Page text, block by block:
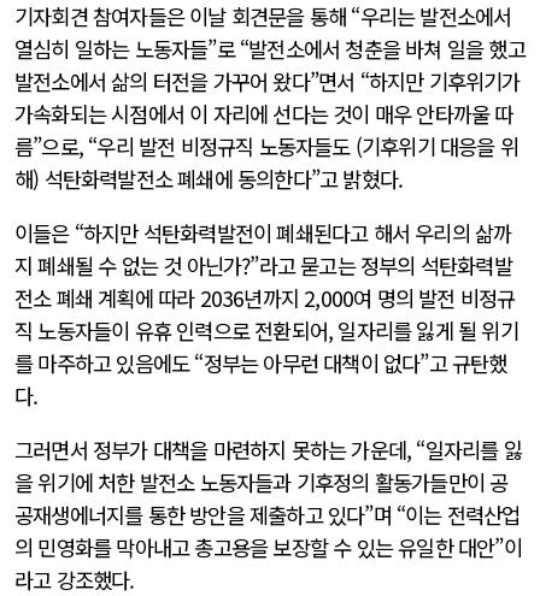
기자회견 참여자들은 이날 회견문을 통해 “우리는 발전소에서
열심히 일하는 노동자들”로 “발전소에서 청춘을 바쳐 일을 했고
발전소에서 삶의 터전을 가꾸어 왔다”면서 “하지만 기후위기가
가속화되는 시점에서 이 자리에 선다는 것이 매우 안타까울 따
름”으로, “우리 발전 비정규직 노동자들도 (기후위기 대응을 위
해) 석탄화력발전소 폐쇄에 동의한다”고 밝혔다.
이들은 “하지만 석탄화력발전이 폐쇄된다고 해서 우리의 삶까
지 폐쇄될 수 없는 것 아닌가?”라고 묻고는 정부의 석탄화력발
전소 폐쇄 계획에 따라 2036년까지 2,000여 명의 발전 비정규
직 노동자들이 유휴 인력으로 전환되어, 일자리를 잃게 될 위기
를 마주하고 있음에도 “정부는 아무런 대책이 없다”고 규탄했
다.
그러면서 정부가 대책을 마련하지 못하는 가운데, “일자리를 잃
을 위기에 처한 발전소 노동자들과 기후정의 활동가들만이 공
공재생에너지를 통한 방안을 제출하고 있다”며 “이는 전력산업
의 민영화를 막아내고 총고용을 보장할 수 있는 유일한 대안”이
라고 강조했다.